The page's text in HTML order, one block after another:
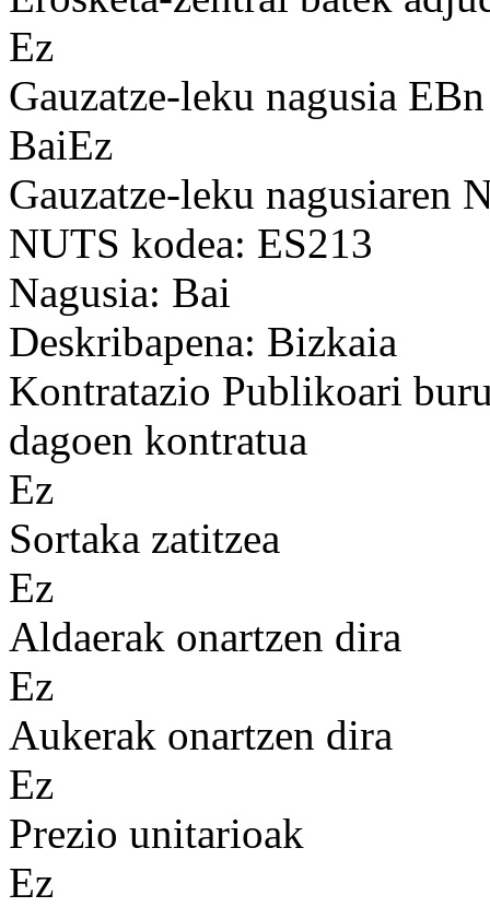
Ez
Gauzatze-leku nagusia EBn
BaiEz
Gauzatze-leku nagusiaren
NUTS kodea: ES213
Nagusia: Bai
Deskribapena: Bizkaia
Kontratazio Publikoari
dagoen kontratua
Ez
Sortaka zatitzea
Ez
Aldaerak onartzen dira
Ez
Aukerak onartzen dira
Ez
Prezio unitarioak
Ez